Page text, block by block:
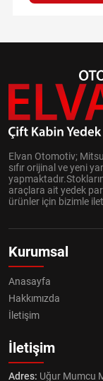
Elvan Otomotiv;
sıfır orijinal ve yeni
araçlara ait yedek
ürünler için bizimle
Kurumsal
Anasayfa
Hakkımızda
İletişim
İletişim
Adres: Uğur Mumcu